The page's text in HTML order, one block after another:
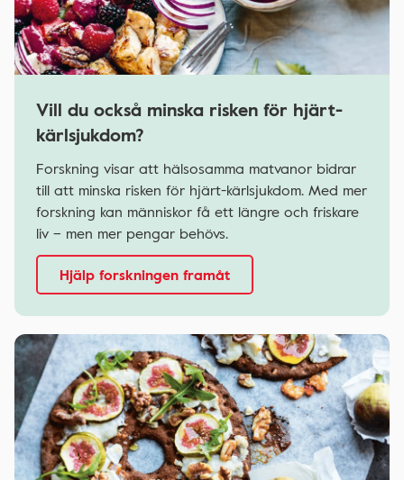
Vill du också minska risken för hjärt-
kärlsjukdom?
Forskning visar att hälsosamma matvanor bidrar
till att minska risken för hjärt-kärlsjukdom. Med mer
forskning kan människor få ett längre och friskare
liv – men mer pengar behövs.
Hjälp forskningen framåt